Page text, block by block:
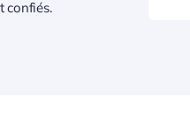
confiés.